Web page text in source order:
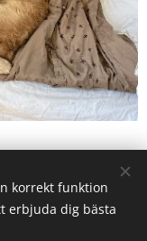
korrekt funktion
erbjuda dig bästa